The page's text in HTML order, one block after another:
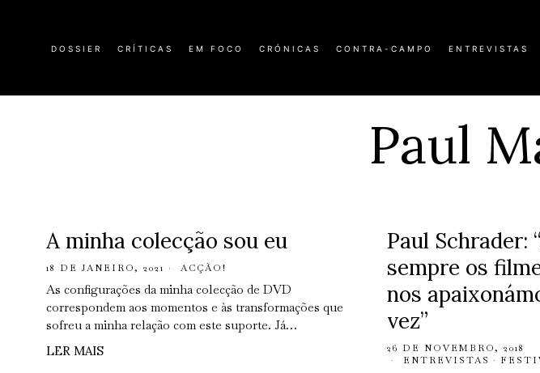
DOSSIER CRÍTICAS EM FOCO CRÓNICAS CONTRA-CAMPO ENTREVISTAS
Paul
A minha colecção sou eu
18 DE JANEIRO, 2021 ACÇÃO!
As configurações da minha colecção de DVD
correspondem aos momentos e às transformações que
sofreu a minha relação com este suporte. Já…
LER MAIS
Paul Schrader:
sempre os
nos
vez”
26 DE NOVEMBRO, 2018
ENTREVISTAS ·